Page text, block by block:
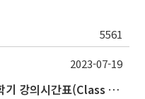
5561
(9/13 revised) 2023학년도 2학기 강의시간표(Class schedule, 2023 Fall semester)
2023-07-19